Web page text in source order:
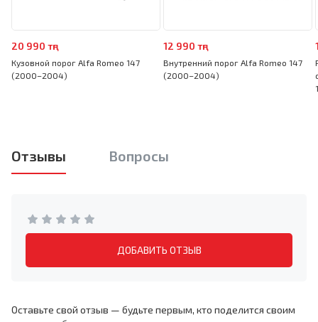
20 990 тңг
Кузовной порог Alfa Romeo 147
(2000–2004)
12 990 тңг
Внутренний порог Alfa Romeo 147
(2000–2004)
Отзывы Вопросы
ДОБАВИТЬ ОТЗЫВ
Оставьте свой отзыв — будьте первым, кто поделится своим